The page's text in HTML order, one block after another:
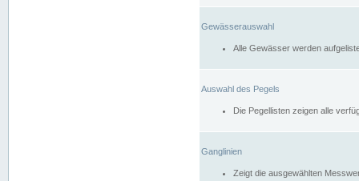
Gewässerauswahl
Alle Gewässer werden
Auswahl des Pegels
Die Pegellisten zeigen alle
Ganglinien
Zeigt die ausgewählten